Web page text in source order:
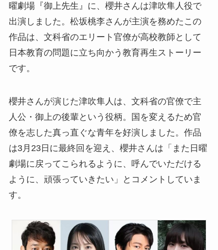
曜劇場『御上先生』に、櫻井さんは津吹隼人役で
出演しました。松坂桃李さんが主演を務めたこの
作品は、文科省のエリート官僚が高校教師として
日本教育の問題に立ち向かう教育再生ストーリー
です。
櫻井さんが演じた津吹隼人は、文科省の官僚で主
人公・御上の後輩という役柄。国を変えるため官
僚を志した真っ直ぐな青年を好演しました。作品
は3月23日に最終回を迎え、櫻井さんは「また日曜
劇場に戻ってこられるように、呼んでいただける
ように、頑張っていきたい」とコメントしていま
す。